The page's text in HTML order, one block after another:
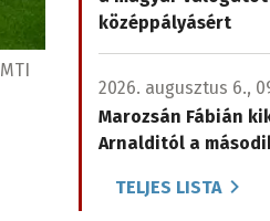
MTI
középpályásért
2026. augusztus 6.,
Marozsán Fábián
Arnalditól a
TELJES LISTA